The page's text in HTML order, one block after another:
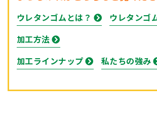
ウレタンゴムとは？
ウレタンゴ
加工方法
加工ラインナップ
私たちの強み